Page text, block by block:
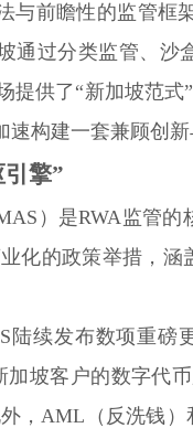
与前瞻性的监管框
通过分类监管、
提供了“新加坡范式
构建一套兼顾创新
擎”
）是RWA监管
化的政策举措，
陆续发布数项重
加坡客户的数字代
，AML（反洗钱